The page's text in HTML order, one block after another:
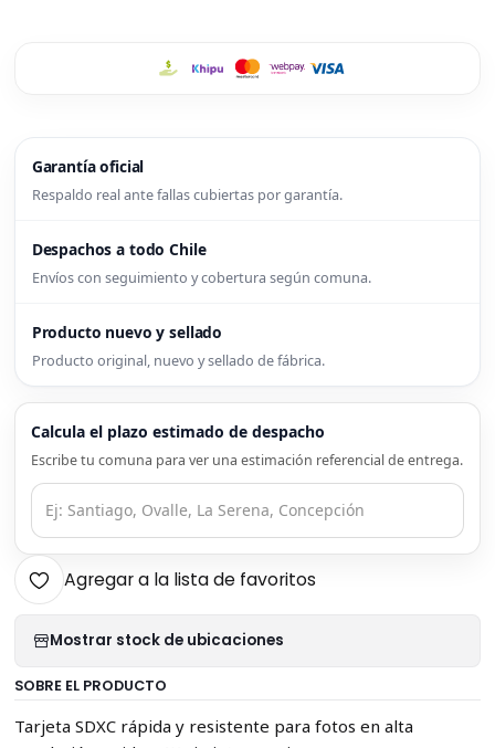
Garantía oficial
Respaldo real ante fallas cubiertas por garantía.
Despachos a todo Chile
Envíos con seguimiento y cobertura según comuna.
Producto nuevo y sellado
Producto original, nuevo y sellado de fábrica.
Calcula el plazo estimado de despacho
Escribe tu comuna para ver una estimación referencial de entrega.
Agregar a la lista de favoritos
Mostrar stock de ubicaciones
SOBRE EL PRODUCTO
Tarjeta SDXC rápida y resistente para fotos en alta